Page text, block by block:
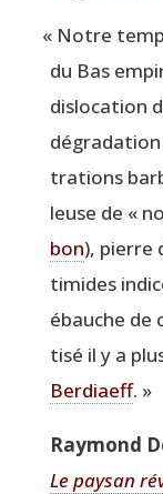
« Notre
du Bas
dis­lo­ca­tion
tra­tions
leuse de «
bon), pierre
timides
ébauche de
ti­sé il y a
Ber­diaeff. »
Ray­mond
Le pay­san